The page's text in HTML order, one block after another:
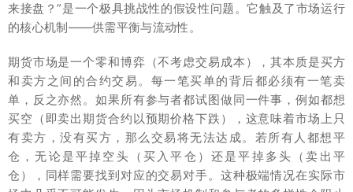
来接盘？”是一个极具挑战性的假设性问题。它触及了市场运行
的核心机制——供需平衡与流动性。
期货市场是一个零和博弈（不考虑交易成本），其本质是买方
和卖方之间的合约交易。每一笔买单的背后都必须有一笔卖
单，反之亦然。如果所有参与者都试图做同一件事，例如都想
买空（即卖出期货合约以预期价格下跌），这意味着市场上只
有卖方，没有买方，那么交易将无法达成。若所有人都想平
仓，无论是平掉空头（买入平仓）还是平掉多头（卖出平
仓），同样需要找到对应的交易对手。这种极端情况在实际市